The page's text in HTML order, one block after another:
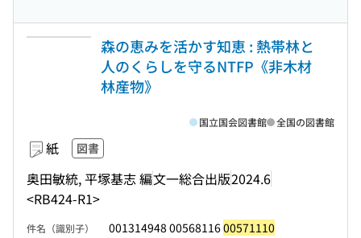
森の恵みを活かす知恵 : 熱帯林と
人のくらしを守るNTFP《非木材
林産物》
紙 図書
奥田敏統, 平塚基志 編文一総合出版2024.6
<RB424-R1>
国立国会図書館 全国の図書館
件名（識別子） 001314948 0056811600571110